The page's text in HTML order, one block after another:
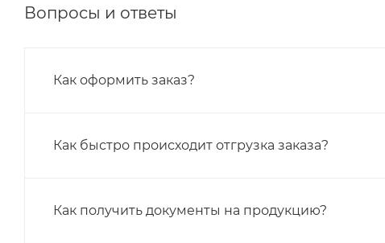
Вопросы и ответы
Как оформить заказ?
Как быстро происходит отгрузка заказа?
Как получить документы на продукцию?